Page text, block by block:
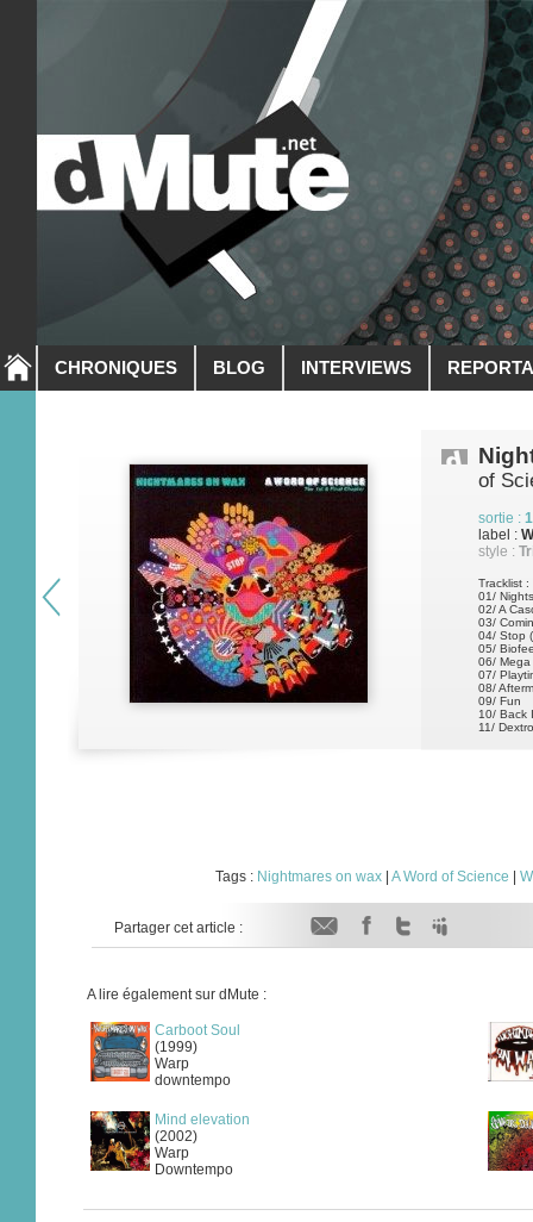
CHRONIQUES BLOG INTERVIEWS
of
sortie :
label :
style :
Tracklist :
01/
02/ A
03/
04/ Stop
05/
06/ Mega
07/
08/
09/ Fun
10/ Back
11/
Tags : Nightmares on wax A Word of Science
Partager cet article :
A lire également sur dMute :
Carboot Soul
(1999)
Warp
downtempo
Mind elevation
(2002)
Warp
Downtempo